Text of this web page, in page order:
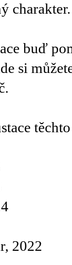
charakter.
buď
si
2022